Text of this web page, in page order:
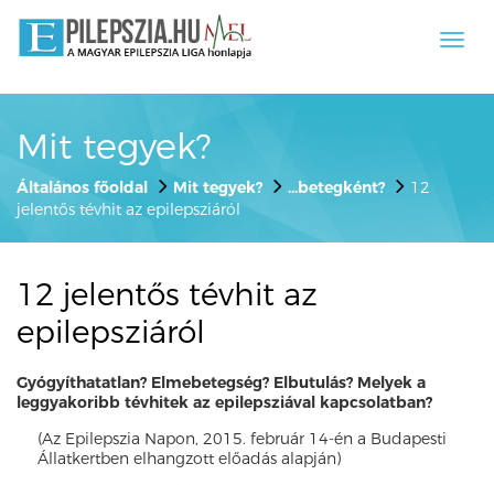
Mit tegyek?
Általános főoldal Mit tegyek? ...betegként?
12
jelentős tévhit az epilepsziáról
12 jelentős tévhit az
epilepsziáról
Gyógyíthatatlan? Elmebetegség? Elbutulás? Melyek a
leggyakoribb tévhitek az epilepsziával kapcsolatban?
(Az Epilepszia Napon, 2015. február 14-én a Budapesti
Állatkertben elhangzott előadás alapján)